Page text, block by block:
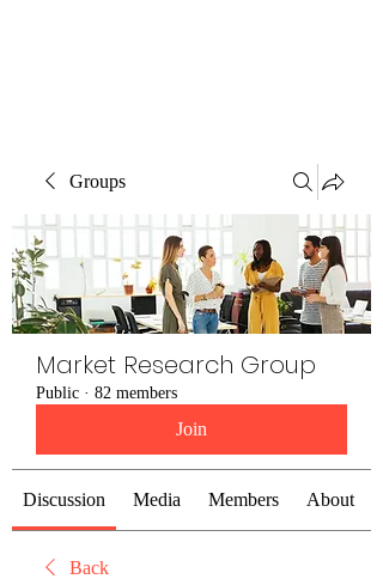
Groups
Market Research Group
Public · 82 members
Join
Discussion Media Members About
Back